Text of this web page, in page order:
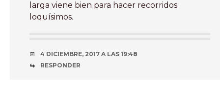
larga viene bien para hacer recorridos
loquísimos.
4 DICIEMBRE, 2017 A LAS 19:48
RESPONDER